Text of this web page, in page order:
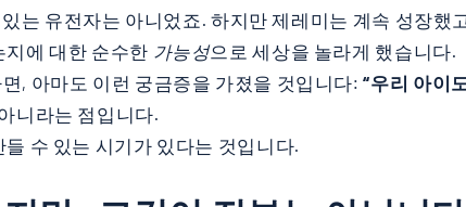
는 유전자는 아니었죠. 하지만 제레미는 계속 성장했
지에 대한 순수한 가능성으로 세상을 놀라게 했습니다.
, 아마도 이런 궁금증을 가졌을 것입니다:“우리 아이
니라는 점입니다.
수 있는 시기가 있다는 것입니다.